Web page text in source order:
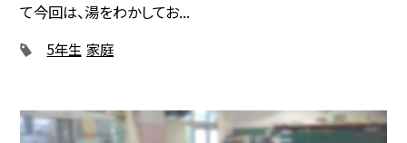
て今回は、湯をわかしてお...
5年生 家庭